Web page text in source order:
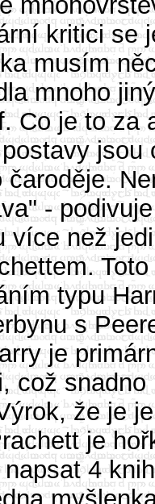
kritici se
musím
mnoho
Co je to za
čaroděje.
-
více než
typu
s
je
což
že je
je
4